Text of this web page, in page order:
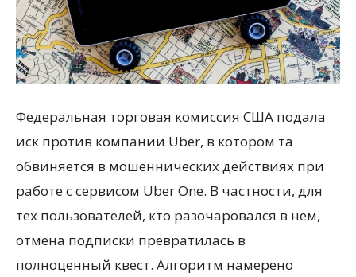
Федеральная торговая комиссия США подала
иск против компании Uber, в котором та
обвиняется в мошеннических действиях при
работе с сервисом Uber One. В частности, для
тех пользователей, кто разочаровался в нем,
отмена подписки превратилась в
полноценный квест. Алгоритм намерено